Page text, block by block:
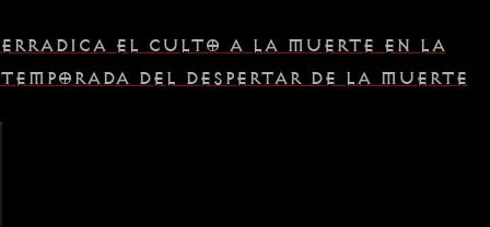
ERRADICA EL CULTO A LA MUERTE EN LA
TEMPORADA DEL DESPERTAR DE LA MUERTE